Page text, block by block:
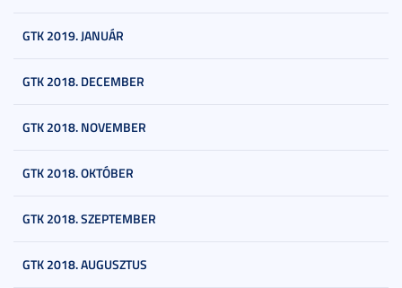
GTK 2019. JANUÁR
GTK 2018. DECEMBER
GTK 2018. NOVEMBER
GTK 2018. OKTÓBER
GTK 2018. SZEPTEMBER
GTK 2018. AUGUSZTUS